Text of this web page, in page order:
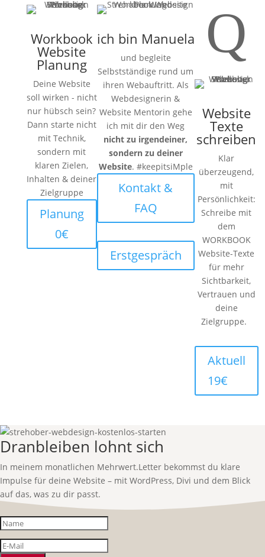
Workbook
Website
Planung
Deine Website
soll wirken - nicht
nur hübsch sein?
Dann starte nicht
mit Technik,
sondern mit
klaren Zielen,
Inhalten & deiner
Zielgruppe
Planung
0€
ich bin Manuela
und begleite
Selbstständige rund um
ihren Webauftritt. Als
Webdesignerin &
Website Mentorin gehe
ich mit dir den Weg
nicht zu irgendeiner,
sondern zu deiner
Website. #keepitsiMple
Kontakt &
FAQ
Erstgespräch
Q
Website
Texte
schreiben
Klar
überzeugend,
mit
Persönlichkeit:
Schreibe mit
dem
WORKBOOK
Website-Texte
für mehr
Sichtbarkeit,
Vertrauen und
deine
Zielgruppe.
Aktuell
19€
Dranbleiben lohnt sich
In meinem monatlichen Mehrwert.Letter bekommst du klare
Impulse für deine Website – mit WordPress, Divi und dem Blick
auf das, was zu dir passt.